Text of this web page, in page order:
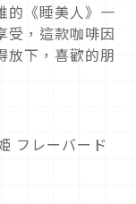
的《睡美人》一
受，這款咖啡因
放下，喜歡的朋
フレーバード